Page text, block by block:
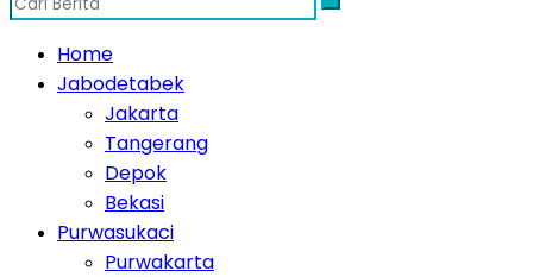
Home
Jabodetabek
Jakarta
Tangerang
Depok
Bekasi
Purwasukaci
Purwakarta